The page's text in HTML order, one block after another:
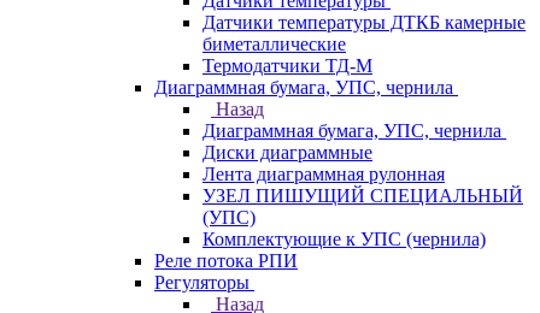
Датчики температуры ДТКБ камерные
биметаллические
Термодатчики ТД-М
Диаграммная бумага, УПС, чернила
Назад
Диаграммная бумага, УПС, чернила
Диски диаграммные
Лента диаграммная рулонная
УЗЕЛ ПИШУЩИЙ СПЕЦИАЛЬНЫЙ
(УПС)
Комплектующие к УПС (чернила)
Реле потока РПИ
Регуляторы
Назад